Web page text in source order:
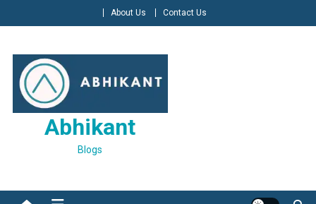
to
About Us Contact Us
Abhikant
Blogs